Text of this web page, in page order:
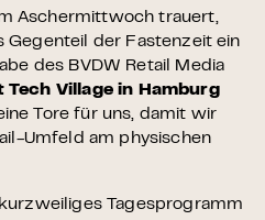
Aschermittwoch trauert,
Gegenteil der Fastenzeit ein
des BVDW Retail Media
Tech Village in Hamburg
Tore für uns, damit wir
Umfeld am physischen
Tagesprogramm